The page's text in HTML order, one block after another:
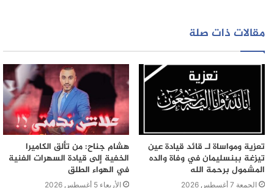
مقالات ذات صلة
تعزية ومواساة لـ قائد قيادة عين
تيزغة ببنسليمان في وفاة والده
المشمول برحمة الله
الجمعة 7 أغسطس 2026
هشام جناح: من تألق الكاميرا
الخفية إلى قيادة السهرات الفنية
في الهواء الطلق
الأربعاء 5 أغسطس 2026